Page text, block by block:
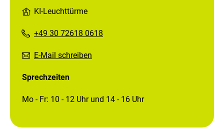
KI-Leuchttürme
+49 30 72618 0618
E-Mail schreiben
Sprechzeiten
Mo - Fr: 10 - 12 Uhr und 14 - 16 Uhr